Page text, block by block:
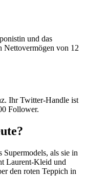
und das
Nettovermögen von 12
Ihr Twitter-Handle ist
Follower.
als sie in
Laurent-Kleid und
den roten Teppich in